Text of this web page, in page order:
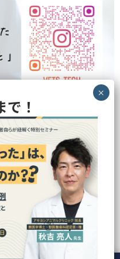
裏側などを色々と発信してお
る
CATEGORY Tag Cloud
！